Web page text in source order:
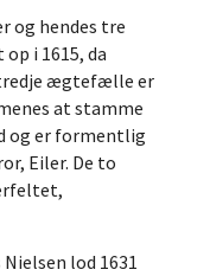
og hendes tre
i 1615, da
tredje ægtefælle er
at stamme
og er formentlig
Eiler. De to
lod 1631